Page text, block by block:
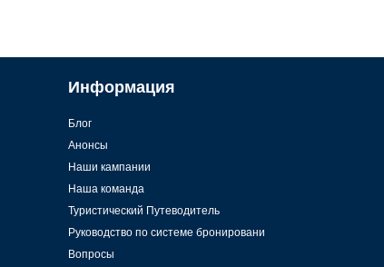
Информация
Блог
Анонсы
Наши кампании
Наша команда
Туристический Путеводитель
Руководство по системе бронировани
Вопросы